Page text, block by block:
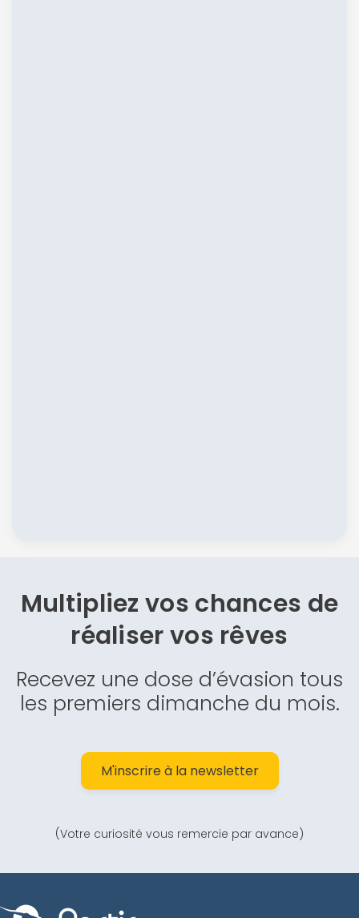
Multipliez vos chances de
réaliser vos rêves
Recevez une dose d’évasion tous
les premiers dimanche du mois.
M'inscrire à la newsletter
(Votre curiosité vous remercie par avance)